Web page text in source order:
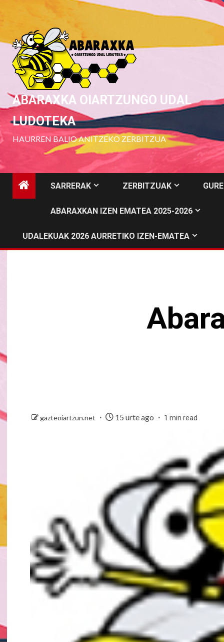
to
content
ABARAXKA OIARTZUNGO UDAL
LUDOTEKA
HAURREN BALIO ANITZEKO ZERBITZUA
SARRERAK ZERBITZUAK
ABARAXKAN IZEN EMATEA 2025-2026
UDALEKUAK 2026 AURRETIKO IZEN-EMATEA
gazteoiartzun.net 15 urte ago 1 min read